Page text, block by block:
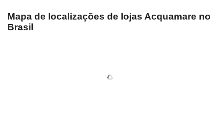
Mapa de localizações de lojas Acquamare no
Brasil